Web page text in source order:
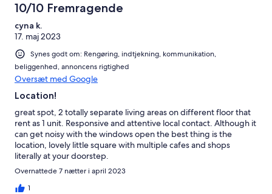
10/10 Fremragende
cyna k.
17. maj 2023
Synes godt om: Rengøring, indtjekning, kommunikation,
beliggenhed, annoncens rigtighed
Oversæt med Google
Location!
great spot, 2 totally separate living areas on different floor that
rent as 1 unit. Responsive and attentive local contact. Although it
can get noisy with the windows open the best thing is the
location, lovely little square with multiple cafes and shops
literally at your doorstep.
Overnattede 7 nætter i april 2023
1